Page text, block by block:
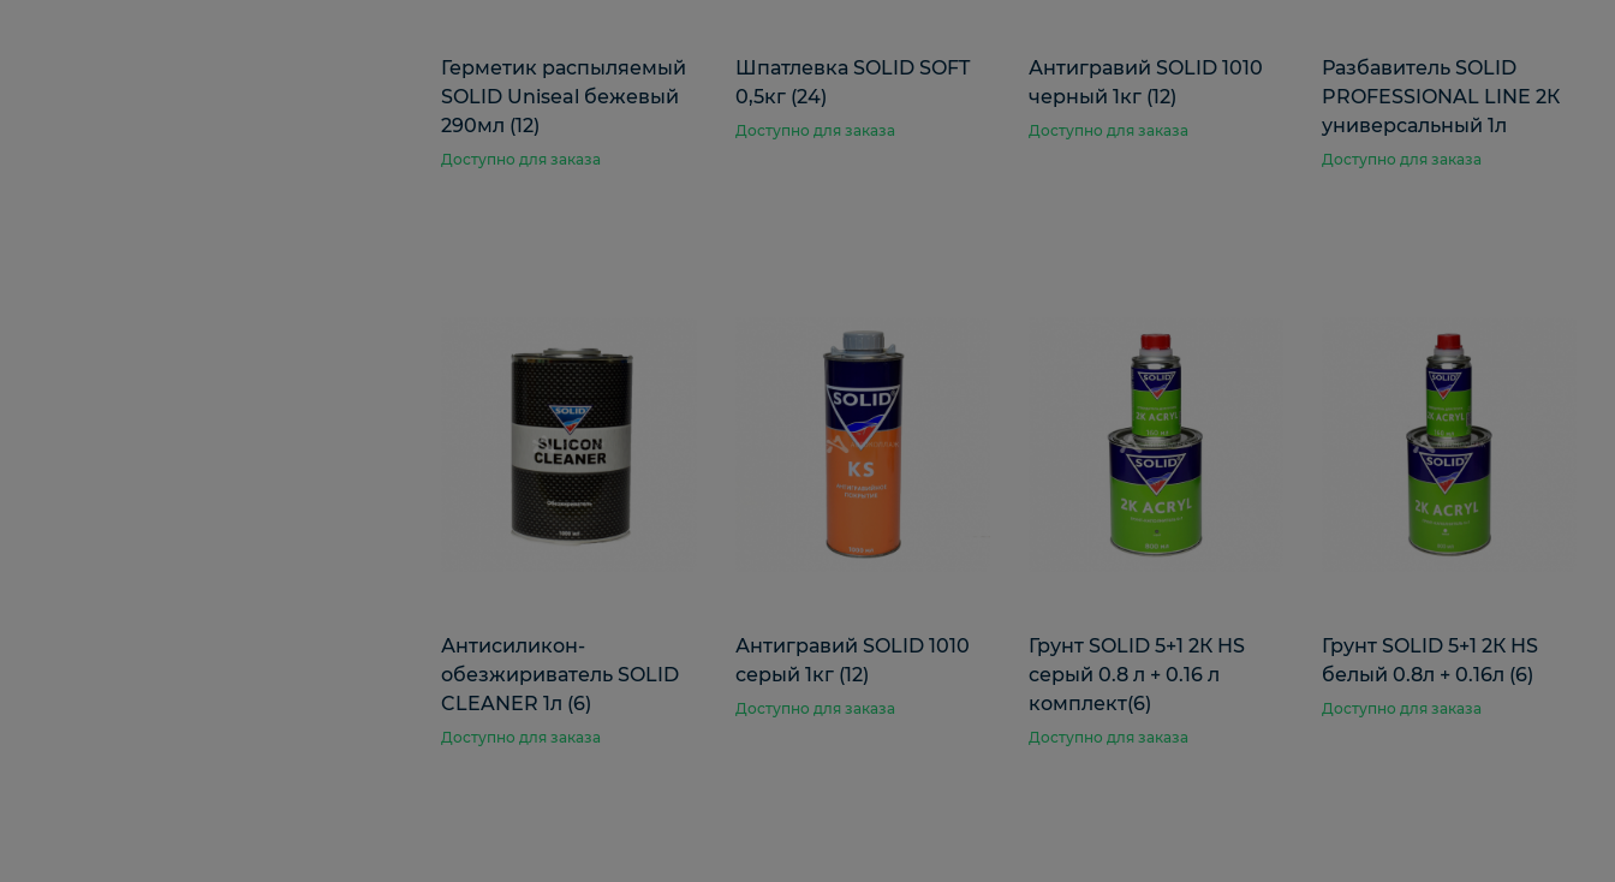
Герметик распыляемый
SOLID Uniseal бежевый
290мл (12)
Доступно для заказа
Шпатлевка SOLID SOFT
0,5кг (24)
Доступно для заказа
Антигравий SOLID 1010
черный 1кг (12)
Доступно для заказа
Разбавитель SOLID
PROFESSIONAL LINE 2К
универсальный 1л
Доступно для заказа
Антисиликон-
обезжириватель SOLID
CLEANER 1л (6)
Доступно для заказа
Антигравий SOLID 1010
серый 1кг (12)
Доступно для заказа
Грунт SOLID 5+1 2К HS
серый 0.8 л + 0.16 л
комплект(6)
Доступно для заказа
Грунт SOLID 5+1 2К HS
белый 0.8л + 0.16л (6)
Доступно для заказа